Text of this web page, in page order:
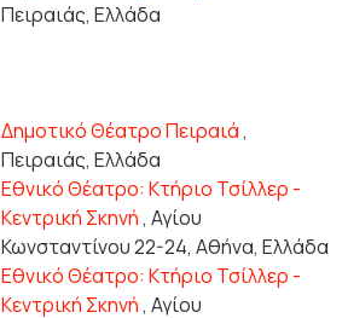
Πειραιάς, Ελλάδα
Δημοτικό Θέατρο Πειραιά,
Πειραιάς, Ελλάδα
Εθνικό Θέατρο: Κτήριο Τσίλλερ -
Κεντρική Σκηνή, Αγίου
Κωνσταντίνου 22-24, Αθήνα, Ελλάδα
Εθνικό Θέατρο: Κτήριο Τσίλλερ -
Κεντρική Σκηνή, Αγίου